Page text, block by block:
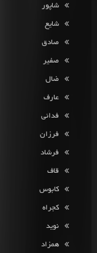
شاپور
شایع
صادق
صفیر
ضال
عارف
فدائی
فرزان
فرشاد
قاف
کابوس
کجراه
نوید
همزاد